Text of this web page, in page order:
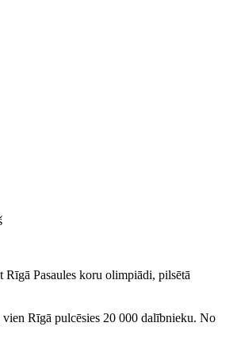
Pasaules koru olimpiādi, pilsētā
Rīgā pulcēsies 20 000 dalībnieku. No